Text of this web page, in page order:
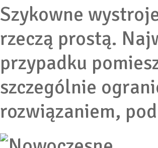
Szykowne
rzeczą prostą.
przypadku
szczególnie
rozwiązaniem,